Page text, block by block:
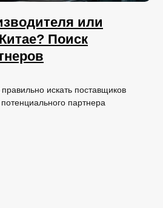
или
Поиск
искать поставщиков
партнера